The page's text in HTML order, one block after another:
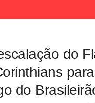
do
do